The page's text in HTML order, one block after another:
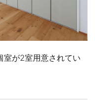
室が2室用意されてい